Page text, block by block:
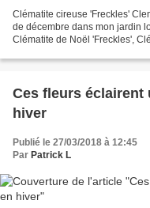
Clématite cireuse 'Freckles'
de décembre dans mon jardin
Clématite de Noël 'Freckles',
Ces fleurs éclairent
hiver
Publié le 27/03/2018 à 12:45
Par Patrick L